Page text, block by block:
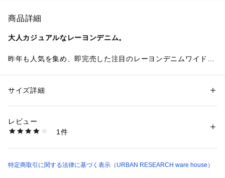
商品詳細
大人カジュアルなレーヨンデニム。
昨年も人気を集め、即完売した注目のレーヨンデニムワイドパ
します。ワイドシルエットがリラックス感とトレンド感を両立
の高い一本です。
※この商品は縫製後、製品洗いをしています。そのため、一点
性別：レディース
素材：綿62% レーヨン38%
洗濯：-
※詳しい洗濯方法については、商品の品質表示タグをご覧ください
IT26230-2043002 （ショップ）
サイズ詳細
レビュー
1件
特定商取引に関する法律に基づく表示（URBAN RESEARCH ware house）